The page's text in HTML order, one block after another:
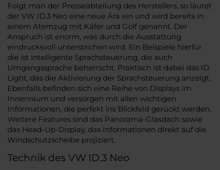
Folgt man der Presseabteilung des Herstellers, so läutet
der VW ID.3 Neo eine neue Ära ein und wird bereits in
einem Atemzug mit Käfer und Golf genannt. Der
Anspruch ist enorm, was durch die Ausstattung
eindrucksvoll unterstrichen wird. Ein Beispiele hierfür
die ist intelligente Sprachsteuerung, die auch
Umgangssprache beherrscht. Praktisch ist dabei das ID
Light, das die Aktivierung der Sprachsteuerung anzeigt.
Ebenfalls befinden sich eine Reihe von Displays im
Innenraum und versorgen mit allen wichtigen
Informationen, die perfekt ins Blickfeld gerückt werden.
Weitere Features sind das Panorama-Glasdach sowie
das Head-Up-Display, das Informationen direkt auf die
Windschutzscheibe projiziert.
Technik des VW ID.3 Neo